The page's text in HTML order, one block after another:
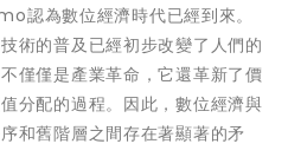
認為數位經濟時代已經到來。
術的普及已經初步改變了人們的
僅僅是產業革命，它還革新了價
分配的過程。因此，數位經濟與
和舊階層之間存在著顯著的矛